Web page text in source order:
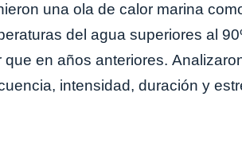
una ola de calor marina
del agua superiores al
en años anteriores.
intensidad, duración y